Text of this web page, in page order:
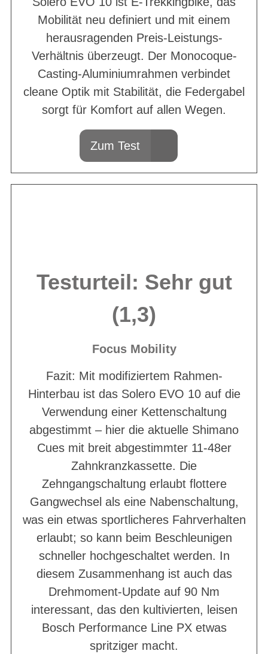
Mobilität neu definiert und mit einem
herausragenden Preis-Leistungs-
Verhältnis überzeugt. Der Monocoque-
Casting-Aluminiumrahmen verbindet
cleane Optik mit Stabilität, die Federgabel
sorgt für Komfort auf allen Wegen.
Zum Test
Testurteil: Sehr gut
(1,3)
Focus Mobility
Fazit: Mit modifiziertem Rahmen-
Hinterbau ist das Solero EVO 10 auf die
Verwendung einer Kettenschaltung
abgestimmt – hier die aktuelle Shimano
Cues mit breit abgestimmter 11-48er
Zahnkranzkassette. Die
Zehngangschaltung erlaubt flottere
Gangwechsel als eine Nabenschaltung,
was ein etwas sportlicheres Fahrverhalten
erlaubt; so kann beim Beschleunigen
schneller hochgeschaltet werden. In
diesem Zusammenhang ist auch das
Drehmoment-Update auf 90 Nm
interessant, das den kultivierten, leisen
Bosch Performance Line PX etwas
spritziger macht.